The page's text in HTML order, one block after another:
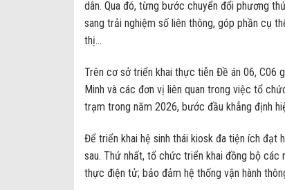
dân. Qua đó, từng bước chuyển đổi phương
sang trải nghiệm số liên thông, góp phần cụ
thị…
Trên cơ sở triển khai thực tiễn Đề án 06, C06
Minh và các đơn vị liên quan trong việc tổ
trạm trong năm 2026, bước đầu khẳng định
Để triển khai hệ sinh thái kiosk đa tiện ích
sau. Thứ nhất, tổ chức triển khai đồng bộ các
thực điện tử; bảo đảm hệ thống vận hành